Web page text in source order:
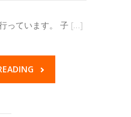
っています。 子 […]